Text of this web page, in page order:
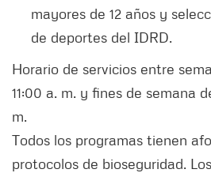
mayores de 12 años y
de deportes del IDRD.
Horario de servicios entre
11:00 a. m. y fines de semana
m.
Todos los programas tienen
protocolos de bioseguridad.